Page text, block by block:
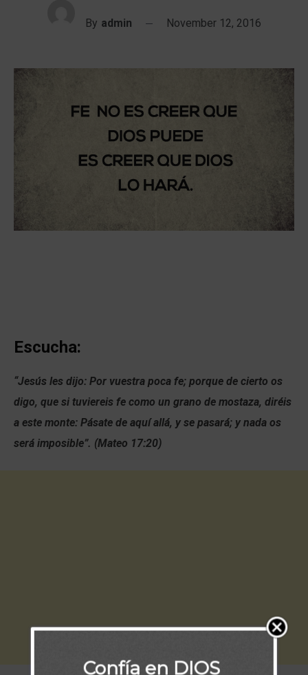
By admin November 12, 2016
Escucha:
“Jesús les dijo: Por vuestra poca fe; porque de cierto os
digo, que si tuviereis fe como un grano de mostaza, diréis
a este monte: Pásate de aquí allá, y se pasará; y nada os
será imposible”. (Mateo 17:20)
Confía en DIOS